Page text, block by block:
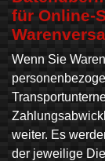
für Online-
Wenn Sie
weiter. Es
der jeweilige